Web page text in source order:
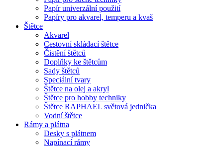
Papír univerzální použití
Papíry pro akvarel, temperu a kvaš
Štětce
Akvarel
Cestovní skládací štětce
Čistění štětců
Doplňky ke štětcům
Sady štětců
Speciální tvary
Štětce na olej a akryl
Štětce pro hobby techniky
Štětce RAPHAEL světová jednička
Vodní štětce
Rámy a plátna
Desky s plátnem
Napínací rámy